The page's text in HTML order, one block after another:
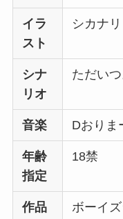
イラ
スト
シカナ
シナ
リオ
ただい
音楽 Dおり
年齢
指定
18禁
作品
ボーイ